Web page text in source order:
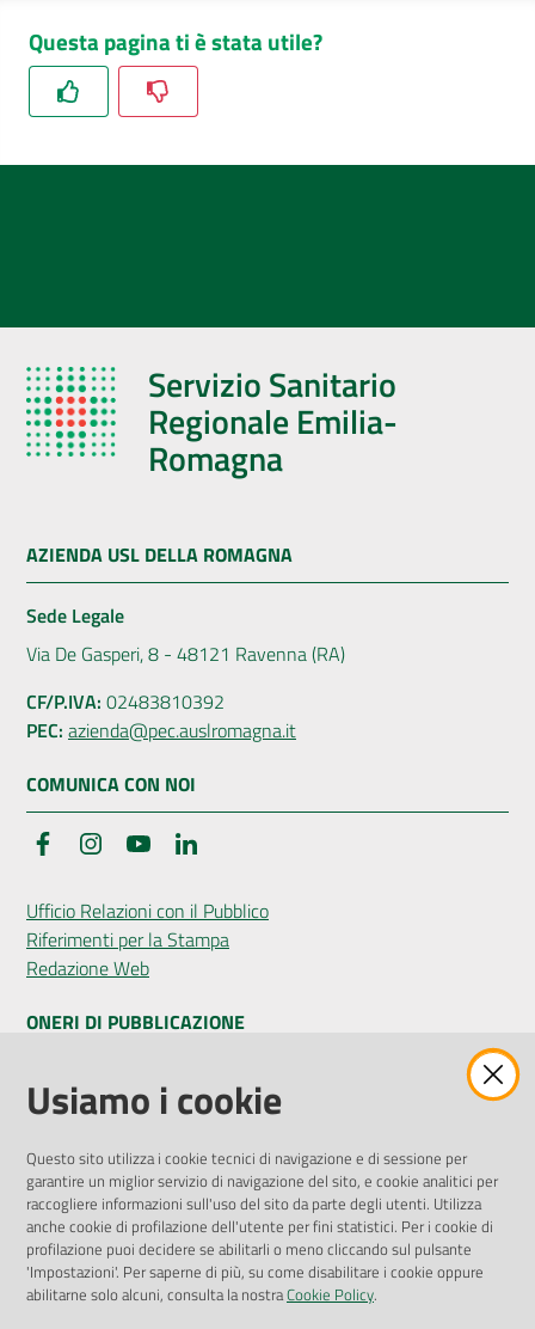
Questa pagina ti è stata utile?
Servizio Sanitario
Regionale Emilia-
Romagna
AZIENDA USL DELLA ROMAGNA
Sede Legale
Via De Gasperi, 8 - 48121 Ravenna (RA)
CF/P.IVA: 02483810392
PEC: azienda@pec.auslromagna.it
COMUNICA CON NOI
FacebookInstagramYouTube
Ufficio Relazioni con il Pubblico
Riferimenti per la Stampa
Redazione Web
ONERI DI PUBBLICAZIONE
Amministrazione Trasparente
Pubblicità legale
Privacy Policy
Attuazione Misure PNRR
Liste di Attesa
ENTI, IMPRESE E PARTNER
Usiamo i cookie
Questo sito utilizza i cookie tecnici di navigazione e di sessione per
garantire un miglior servizio di navigazione del sito, e cookie analitici per
raccogliere informazioni sull'uso del sito da parte degli utenti. Utilizza
anche cookie di profilazione dell'utente per fini statistici. Per i cookie di
profilazione puoi decidere se abilitarli o meno cliccando sul pulsante
'Impostazioni'. Per saperne di più, su come disabilitare i cookie oppure
abilitarne solo alcuni, consulta la nostraCookie Policy.